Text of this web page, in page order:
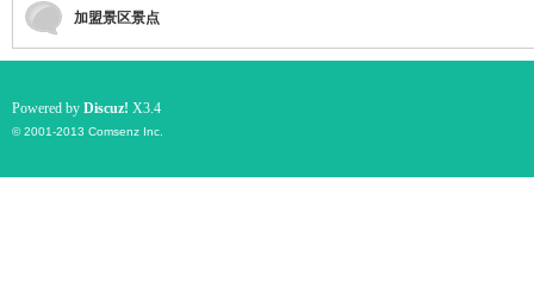
旅
加盟景区景点
Powered by Discuz! X3.4
© 2001-2013 Comsenz Inc.